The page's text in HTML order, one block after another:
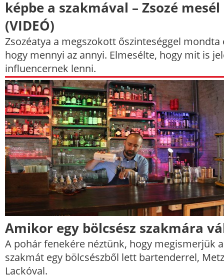
képbe a szakmával – Zsozé mesél
(VIDEÓ)
Zsozéatya a megszokott őszinteséggel mondta
hogy mennyi az annyi. Elmesélte, hogy mit is
influencernek lenni.
Amikor egy bölcsész szakmára
A pohár fenekére néztünk, hogy megismerjük a
szakmát egy bölcsészből lett bartenderrel,
Lackóval.